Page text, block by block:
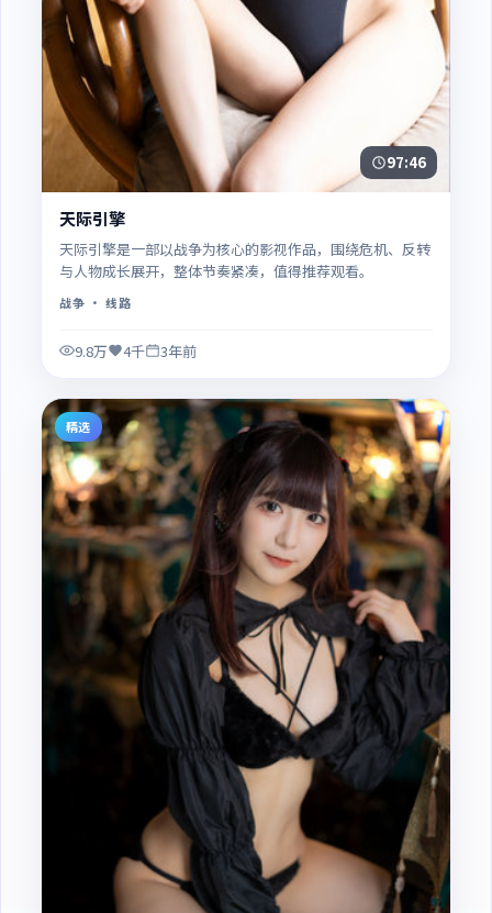
97:46
天际引擎
天际引擎是一部以战争为核心的影视作品，围绕危机、反转
与人物成长展开，整体节奏紧凑，值得推荐观看。
战争 · 线路
9.8万 4千 3年前
精选